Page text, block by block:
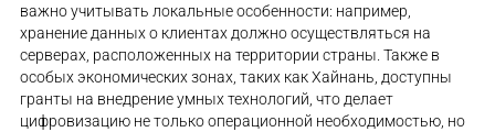
важно учитывать локальные особенности: например,
хранение данных о клиентах должно осуществляться на
серверах, расположенных на территории страны. Также в
особых экономических зонах, таких как Хайнань, доступны
гранты на внедрение умных технологий, что делает
цифровизацию не только операционной необходимостью, но